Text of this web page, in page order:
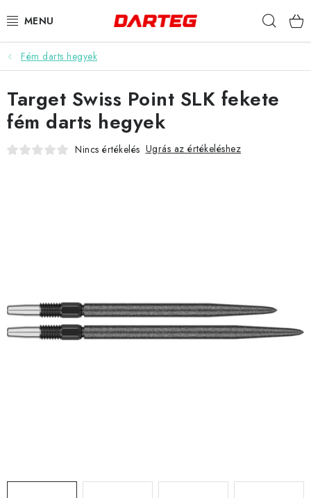
tartalomhoz
DARTS
DARTS TÁBLÁK
TARTOZÉKOK A TÁBLÁKHOZ
KIEGÉSZÍTŐK
Fém darts hegyek
Target Swiss Point SLK fekete
fém darts hegyek
Nincs értékelés Ugrás az értékeléshez